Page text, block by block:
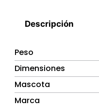
Descripción
Peso
Dimensiones
Mascota
Marca